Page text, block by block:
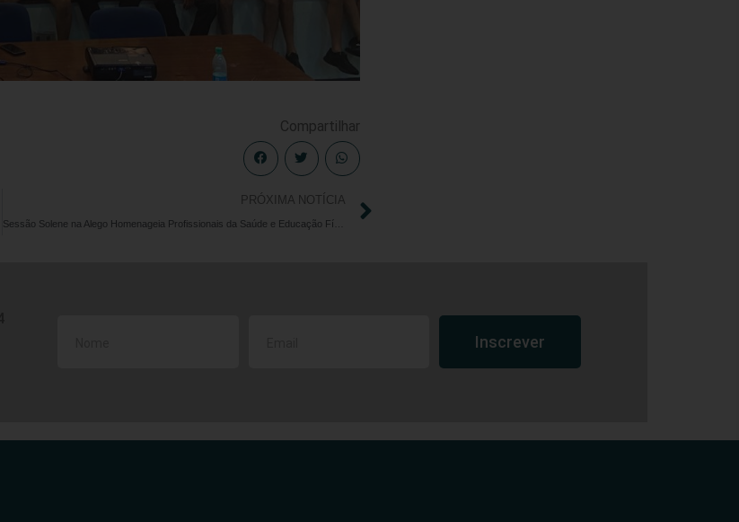
Compartilhar
PRÓXIMA NOTÍCIA
Inscrever